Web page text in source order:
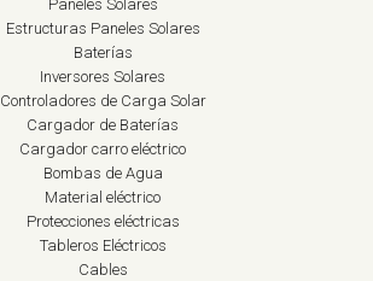
Paneles Solares
Estructuras Paneles Solares
Baterías
Inversores Solares
Controladores de Carga Solar
Cargador de Baterías
Cargador carro eléctrico
Bombas de Agua
Material eléctrico
Protecciones eléctricas
Tableros Eléctricos
Cables